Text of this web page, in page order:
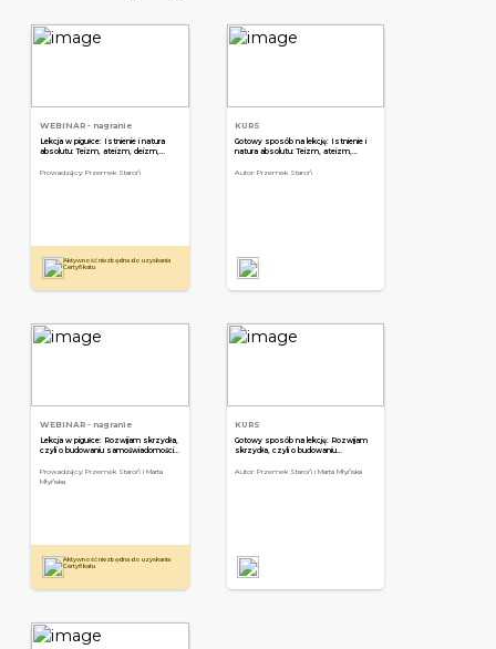
WEBINAR- nagranie
Lekcja w pigułce: Istnienie i natura
absolutu: Teizm, ateizm, deizm,
Prowadzący: Przemek Staroń
Aktywność niezbędna do uzyskania
Certyfikatu
KURS
Gotowy sposób na lekcję: Istnienie i
natura absolutu: Teizm, ateizm,
Autor: Przemek Staroń
WEBINAR- nagranie
Lekcja w pigułce: Rozwijam skrzydła,
czyli o budowaniu samoświadomości i
Prowadzący: Przemek Staroń i Marta
Młyńska
Aktywność niezbędna do uzyskania
Certyfikatu
KURS
Gotowy sposób na lekcję: Rozwijam
skrzydła, czyli o budowaniu
Autor: Przemek Staroń i Marta Młyńska